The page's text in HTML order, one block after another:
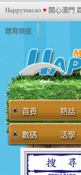
Happymacao ♥ 開心澳門
體育頻道
首頁 熱話
數碼 活學